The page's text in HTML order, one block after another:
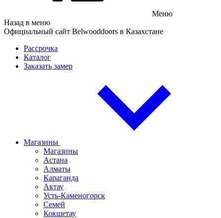
Меню
Назад в меню
Официальный сайт Belwooddoors в Казахстане
Рассрочка
Каталог
Заказать замер
Магазины
Магазины
Астана
Алматы
Караганда
Актау
Усть-Каменогорск
Семей
Кокшетау